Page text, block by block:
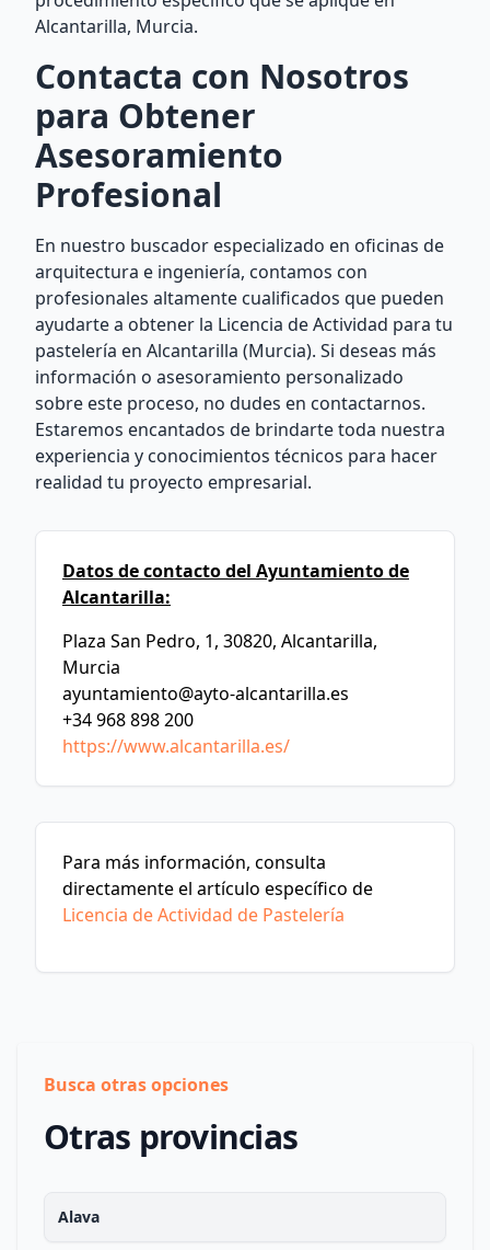
Alcantarilla, Murcia.
Contacta con Nosotros
para Obtener
Asesoramiento
Profesional
En nuestro buscador especializado en oficinas de
arquitectura e ingeniería, contamos con
profesionales altamente cualificados que pueden
ayudarte a obtener la Licencia de Actividad para tu
pastelería en Alcantarilla (Murcia). Si deseas más
información o asesoramiento personalizado
sobre este proceso, no dudes en contactarnos.
Estaremos encantados de brindarte toda nuestra
experiencia y conocimientos técnicos para hacer
realidad tu proyecto empresarial.
Datos de contacto del Ayuntamiento de
Alcantarilla:
Plaza San Pedro, 1, 30820, Alcantarilla,
Murcia
ayuntamiento@ayto-alcantarilla.es
+34 968 898 200
https://www.alcantarilla.es/
Para más información, consulta
directamente el artículo específico de
Licencia de Actividad de Pastelería
Busca otras opciones
Otras provincias
Alava